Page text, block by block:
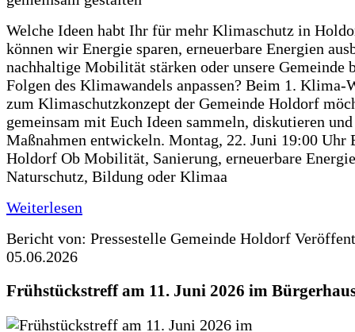
Welche Ideen habt Ihr für mehr Klimaschutz in
können wir Energie sparen, erneuerbare Energien
nachhaltige Mobilität stärken oder unsere Gemeinde
Folgen des Klimawandels anpassen? Beim 1. Klima-
zum Klimaschutzkonzept der Gemeinde Holdorf
gemeinsam mit Euch Ideen sammeln, diskutieren
Maßnahmen entwickeln. Montag, 22. Juni 19:00 Uhr
Holdorf Ob Mobilität, Sanierung, erneuerbare
Naturschutz, Bildung oder Klimaa
Weiterlesen
Bericht von: Pressestelle Gemeinde Holdorf
05.06.2026
Frühstückstreff am 11. Juni 2026 im